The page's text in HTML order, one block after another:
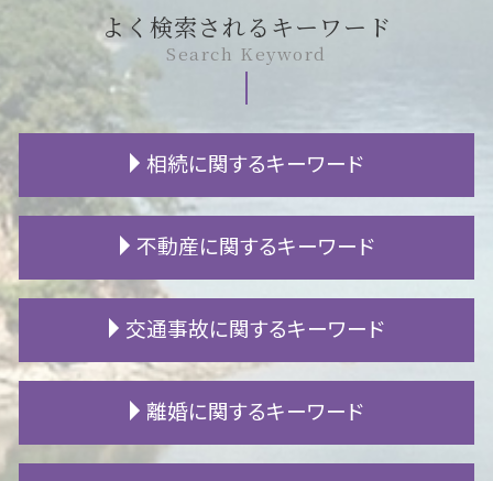
よく検索されるキーワード
Search Keyword
相続に関するキーワード
相続放棄 必要書類
不当利得返還請求 時効
相続放棄 期限
相続人 行方不明
相続 信託
遺留分 割合
不動産に関するキーワード
敷金 償却
欠陥住宅 調査
施工不良 賠償
騒音 仕返し
交通事故に関するキーワード
交通事故 休業損害
自賠責 保険請求
離婚に関するキーワード